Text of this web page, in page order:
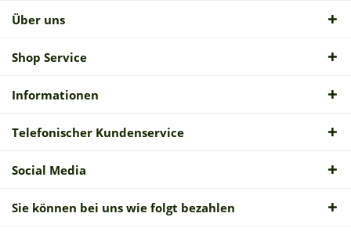
Über uns
Shop Service
Informationen
Telefonischer Kundenservice
Social Media
Sie können bei uns wie folgt bezahlen